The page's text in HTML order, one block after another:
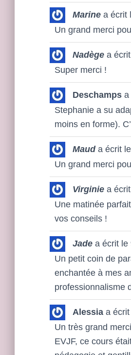
Marine a écrit
Un grand merci
Nadège a
Super merci !
Deschamps a
Stephanie a su
moins en forme).
Maud a écrit le
Un grand merci
Virginie a
Une matinée
vos conseils !
Jade a écrit le
Un petit coin de
enchantée à mes
professionnalisme
Alessia a
Un très grand
EVJF, ce cours